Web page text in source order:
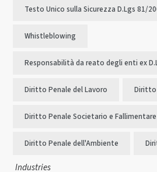
Testo Unico sulla Sicurezza D.Lgs 81/
Whistleblowing
Responsabilità da reato degli enti ex
Diritto Penale del Lavoro Diritto
Diritto Penale Societario e Fallimentare
Diritto Penale dell'Ambiente
Industries